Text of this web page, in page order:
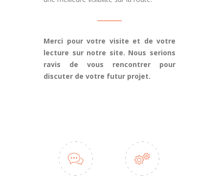
Merci pour votre visite et de votre
lecture sur notre site. Nous serions
ravis de vous rencontrer pour
discuter de votre futur projet.